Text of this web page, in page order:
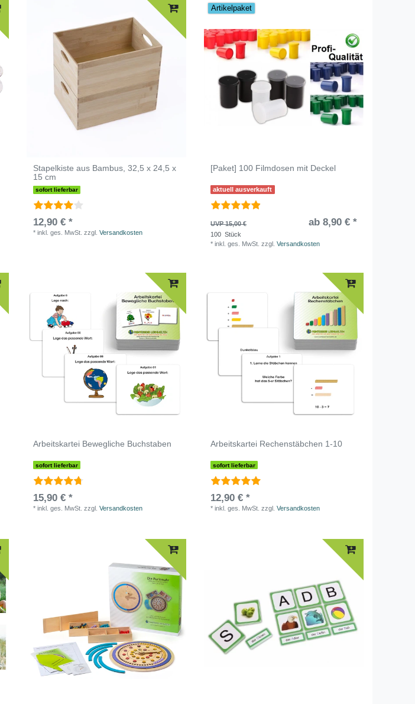
Stapelkiste aus Bambus, 32,5 x 24,5 x
15 cm
sofort lieferbar
12,90 € *
*inkl. ges. MwSt. zzgl.Versandkosten
Artikelpaket
[Paket] 100 Filmdosen mit Deckel
aktuell ausverkauft
UVP 15,00 € ab 8,90 € *
100 Stück
*inkl. ges. MwSt. zzgl.Versandkosten
Arbeitskartei Bewegliche Buchstaben
sofort lieferbar
15,90 € *
*inkl. ges. MwSt. zzgl.Versandkosten
Arbeitskartei Rechenstäbchen 1-10
sofort lieferbar
12,90 € *
*inkl. ges. MwSt. zzgl.Versandkosten